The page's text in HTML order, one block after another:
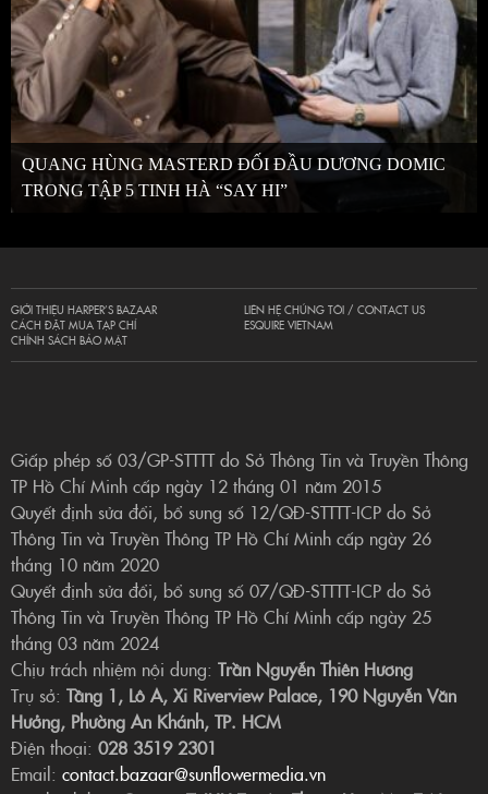
QUANG HÙNG MASTERD ĐỐI ĐẦU DƯƠNG DOMIC
TRONG TẬP 5 TINH HÀ “SAY HI”
GIỚI THIỆU HARPER’S BAZAAR
CÁCH ĐẶT MUA TẠP CHÍ
CHÍNH SÁCH BẢO MẬT
LIÊN HỆ CHÚNG TÔI / CONTACT US
ESQUIRE VIETNAM
Giấp phép số 03/GP-STTTT do Sở Thông Tin và Truyền Thông
TP Hồ Chí Minh cấp ngày 12 tháng 01 năm 2015
Quyết định sửa đổi, bổ sung số 12/QĐ-STTTT-ICP do Sở
Thông Tin và Truyền Thông TP Hồ Chí Minh cấp ngày 26
tháng 10 năm 2020
Quyết định sửa đổi, bổ sung số 07/QĐ-STTTT-ICP do Sở
Thông Tin và Truyền Thông TP Hồ Chí Minh cấp ngày 25
tháng 03 năm 2024
Chịu trách nhiệm nội dung: Trần Nguyễn Thiên Hương
Trụ sở: Tầng 1, Lô A, Xi Riverview Palace, 190 Nguyễn Văn
Hưởng, Phường An Khánh, TP. HCM
Điện thoại: 028 3519 2301
Email: contact.bazaar@sunflowermedia.vn